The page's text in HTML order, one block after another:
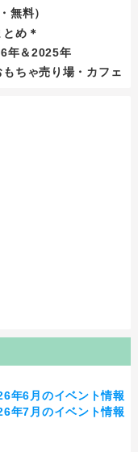
無料）
め＊
年＆2025年
ちゃ売り場・カフェ
年6月のイベント情報
年7月のイベント情報